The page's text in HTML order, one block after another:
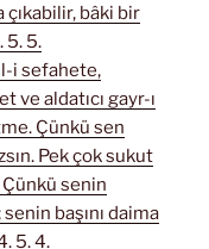
bâki bir
5. 5.
i sefahete,
ve aldatıcı gayr-ı
Çünkü sen
Pek çok sukut
Çünkü senin
başını daima
5. 4.